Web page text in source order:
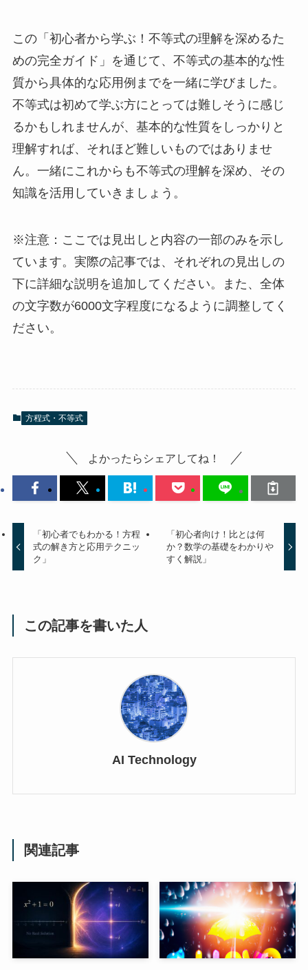
この「初心者から学ぶ！不等式の理解を深めるた
めの完全ガイド」を通じて、不等式の基本的な性
質から具体的な応用例までを一緒に学びました。
不等式は初めて学ぶ方にとっては難しそうに感じ
るかもしれませんが、基本的な性質をしっかりと
理解すれば、それほど難しいものではありませ
ん。一緒にこれからも不等式の理解を深め、その
知識を活用していきましょう。
※注意：ここでは見出しと内容の一部のみを示し
ています。実際の記事では、それぞれの見出しの
下に詳細な説明を追加してください。また、全体
の文字数が6000文字程度になるように調整してく
ださい。
方程式・不等式
よかったらシェアしてね！
「初心者でもわかる！方程
式の解き方と応用テクニッ
ク」
「初心者向け！比とは何
か？数学の基礎をわかりや
すく解説」
この記事を書いた人
AI Technology
関連記事